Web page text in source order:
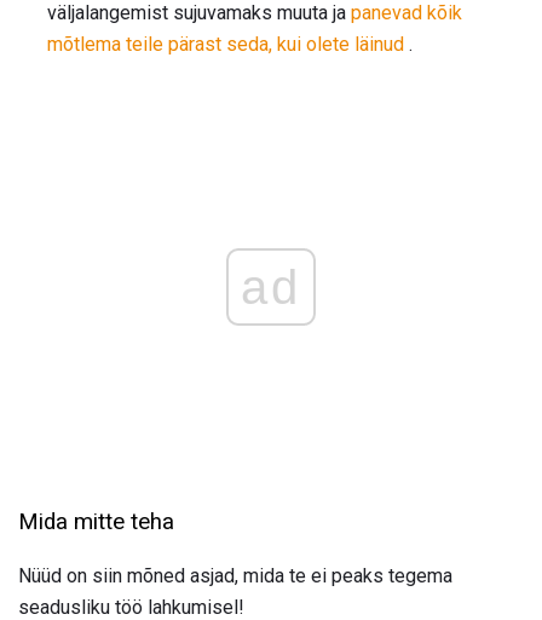
väljalangemist sujuvamaks muuta ja panevad kõik
mõtlema teile pärast seda, kui olete läinud .
ad
Mida mitte teha
Nüüd on siin mõned asjad, mida te ei peaks tegema
seadusliku töö lahkumisel!